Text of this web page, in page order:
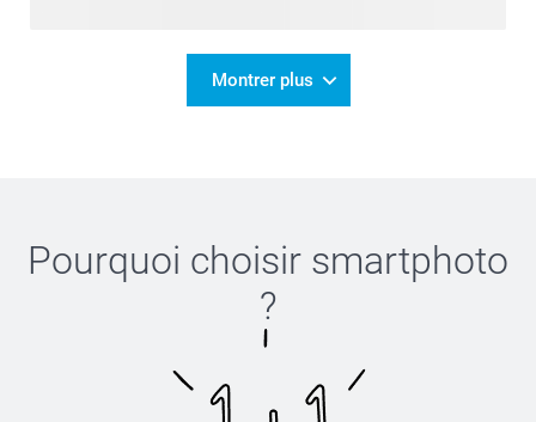
Montrer plus
Pourquoi choisir smartphoto
?